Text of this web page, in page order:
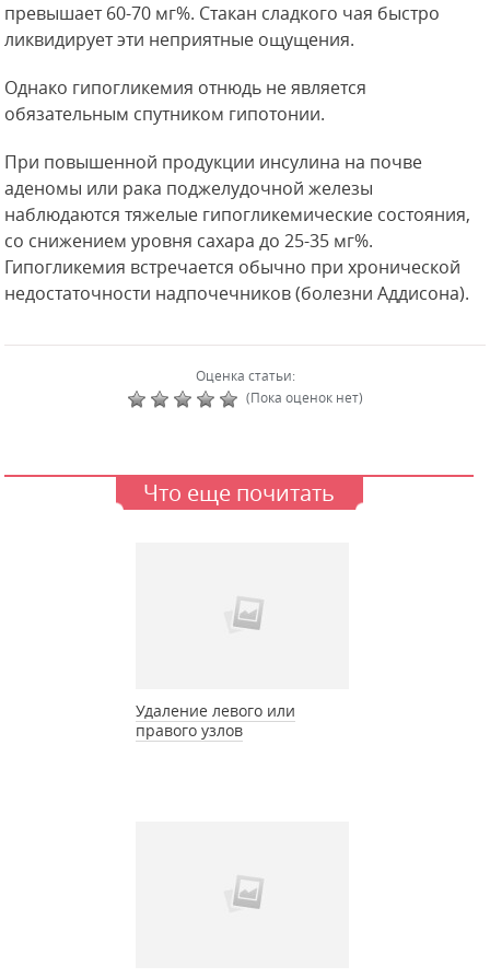
превышает 60-70 мг%. Стакан сладкого чая быстро
ликвидирует эти неприятные ощущения.
Однако гипогликемия отнюдь не является
обязательным спутником гипотонии.
При повышенной продукции инсулина на почве
аденомы или рака поджелудочной железы
наблюдаются тяжелые гипогликемические состояния,
со снижением уровня сахара до 25-35 мг%.
Гипогликемия встречается обычно при хронической
недостаточности надпочечников (болезни Аддисона).
Оценка статьи:
(Пока оценок нет)
Что еще почитать
Удаление левого или
правого узлов